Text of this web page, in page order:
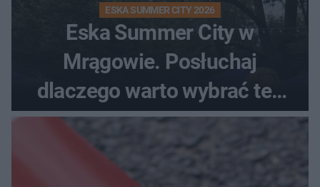
ESKA SUMMER CITY 2026
Eska Summer City w
Mrągowie. Posłuchaj
dlaczego warto wybrać ten
kierunek na urlop!